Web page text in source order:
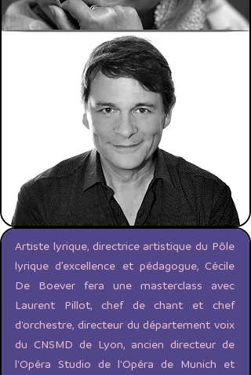
Artiste lyrique, directrice artistique du Pôle
lyrique d’excellence et pédagogue, Cécile
De Boever fera une masterclass avec
Laurent Pillot, chef de chant et chef
d'orchestre, directeur du département voix
du CNSMD de Lyon, ancien directeur de
l'Opéra Studio de l'Opéra de Munich et